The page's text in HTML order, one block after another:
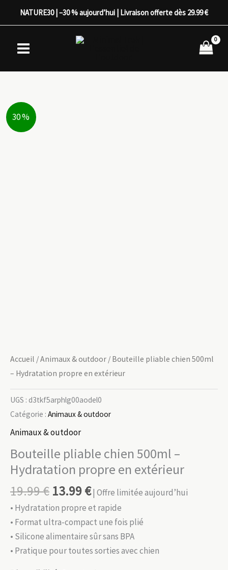
NATURE30 | –30 % aujourd’hui | Livraison offerte dès 29.99 €
30 %
Accueil /Animaux & outdoor / Bouteille pliable chien 500ml
– Hydratation propre en extérieur
UGS : d3tkf5arphlg00aodel0
Catégorie : Animaux & outdoor
Animaux & outdoor
Bouteille pliable chien 500ml –
Hydratation propre en extérieur
19.99€ 13.99€| Offre limitée aujourd’hui
• Hydratation propre et rapide
• Format ultra-compact une fois plié
• Silicone alimentaire sûr sans BPA
• Pratique pour toutes sorties avec chien